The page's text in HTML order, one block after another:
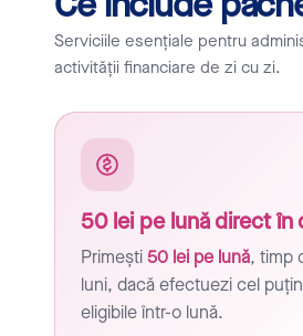
Serviciile esențiale pentru
activității financiare de zi cu zi.
50 lei pe lună direct în
Primești50 lei pe lună, timp
luni, dacă efectuezi cel
eligibile într-o lună.